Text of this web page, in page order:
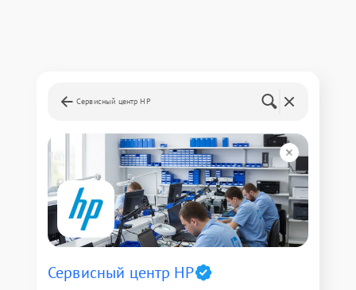
Сервисный центр HP
Сервисный центр HP